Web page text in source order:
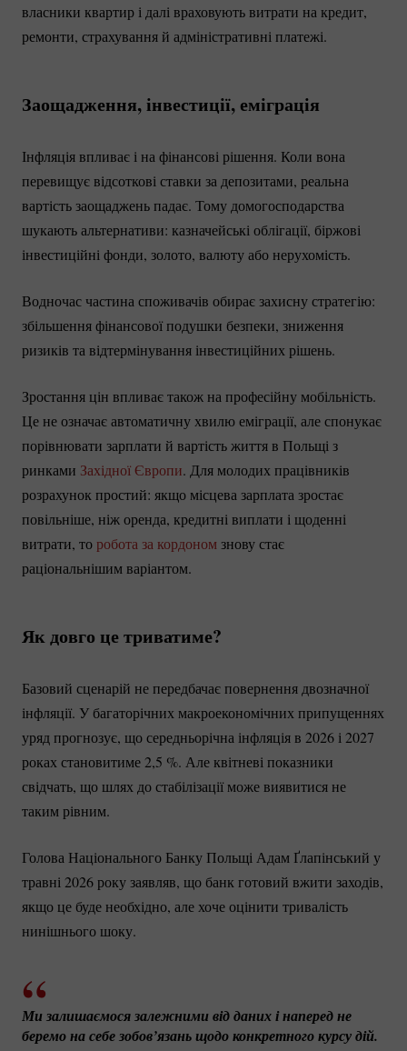
власники квартир і далі враховують витрати на кредит,
ремонти, страхування й адміністративні платежі.
Заощадження, інвестиції, еміграція
Інфляція впливає і на фінансові рішення. Коли вона
перевищує відсоткові ставки за депозитами, реальна
вартість заощаджень падає. Тому домогосподарства
шукають альтернативи: казначейські облігації, біржові
інвестиційні фонди, золото, валюту або нерухомість.
Водночас частина споживачів обирає захисну стратегію:
збільшення фінансової подушки безпеки, зниження
ризиків та відтермінування інвестиційних рішень.
Зростання цін впливає також на професійну мобільність.
Це не означає автоматичну хвилю еміграції, але спонукає
порівнювати зарплати й вартість життя в Польщі з
ринками Західної Європи. Для молодих працівників
розрахунок простий: якщо місцева зарплата зростає
повільніше, ніж оренда, кредитні виплати і щоденні
витрати, то робота за кордоном знову стає
раціональнішим варіантом.
Як довго це триватиме?
Базовий сценарій не передбачає повернення двозначної
інфляції. У багаторічних макроекономічних припущеннях
уряд прогнозує, що середньорічна інфляція в 2026 і 2027
роках становитиме 2,5 %. Але квітневі показники
свідчать, що шлях до стабілізації може виявитися не
таким рівним.
Голова Національного Банку Польщі Адам Ґлапінський у
травні 2026 року заявляв, що банк готовий вжити заходів,
якщо це буде необхідно, але хоче оцінити тривалість
нинішнього шоку.
Ми залишаємося залежними від даних і наперед не
беремо на себе зобов’язань щодо конкретного курсу дій.